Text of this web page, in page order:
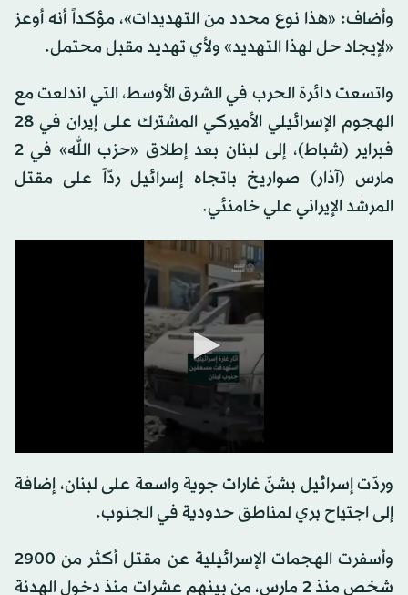
وأضاف: «هذا نوع محدد من التهديدات»، مؤكداً أنه أوعز
«لإيجاد حل لهذا التهديد» ولأي تهديد مقبل محتمل.
واتسعت دائرة الحرب في الشرق الأوسط، التي اندلعت مع
الهجوم الإسرائيلي الأميركي المشترك على إيران في 28
فبراير (شباط)، إلى لبنان بعد إطلاق «حزب الله» في 2
مارس (آذار) صواريخ باتجاه إسرائيل ردّاً على مقتل
المرشد الإيراني علي خامنئي.
seconds
of
وردّت إسرائيل بشنّ غارات جوية واسعة على لبنان، إضافة
إلى اجتياح بري لمناطق حدودية في الجنوب.
وأسفرت الهجمات الإسرائيلية عن مقتل أكثر من 2900
شخص منذ 2 مارس، من بينهم عشرات منذ دخول الهدنة